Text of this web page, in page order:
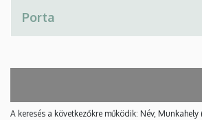
A keresés a következőkre működik: Név, Munkahely